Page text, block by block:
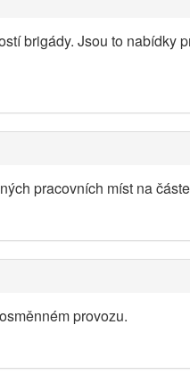
brigády. Jsou to nabídky
pracovních míst na
provozu.